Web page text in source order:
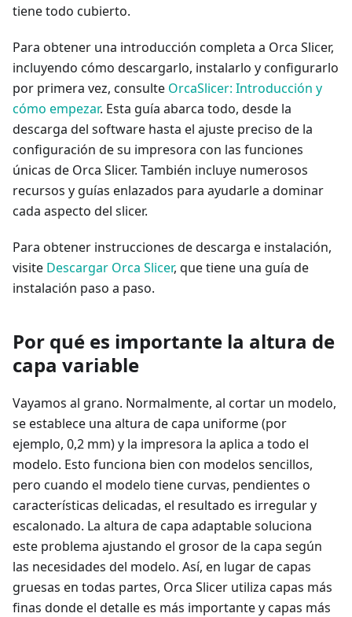
tiene todo cubierto.
Para obtener una introducción completa a Orca Slicer,
incluyendo cómo descargarlo, instalarlo y configurarlo
por primera vez, consulte OrcaSlicer: Introducción y
cómo empezar. Esta guía abarca todo, desde la
descarga del software hasta el ajuste preciso de la
configuración de su impresora con las funciones
únicas de Orca Slicer. También incluye numerosos
recursos y guías enlazados para ayudarle a dominar
cada aspecto del slicer.
Para obtener instrucciones de descarga e instalación,
visite Descargar Orca Slicer, que tiene una guía de
instalación paso a paso.
Por qué es importante la altura de
capa variable
Vayamos al grano. Normalmente, al cortar un modelo,
se establece una altura de capa uniforme (por
ejemplo, 0,2 mm) y la impresora la aplica a todo el
modelo. Esto funciona bien con modelos sencillos,
pero cuando el modelo tiene curvas, pendientes o
características delicadas, el resultado es irregular y
escalonado. La altura de capa adaptable soluciona
este problema ajustando el grosor de la capa según
las necesidades del modelo. Así, en lugar de capas
gruesas en todas partes, Orca Slicer utiliza capas más
finas donde el detalle es más importante y capas más